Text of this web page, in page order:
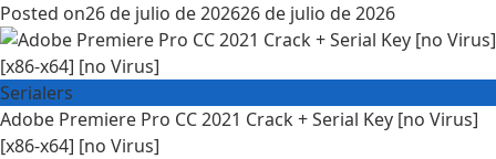
Posted on26 de julio de 202626 de julio de 2026
Serialers
Adobe Premiere Pro CC 2021 Crack + Serial Key [no Virus]
[x86-x64] [no Virus]